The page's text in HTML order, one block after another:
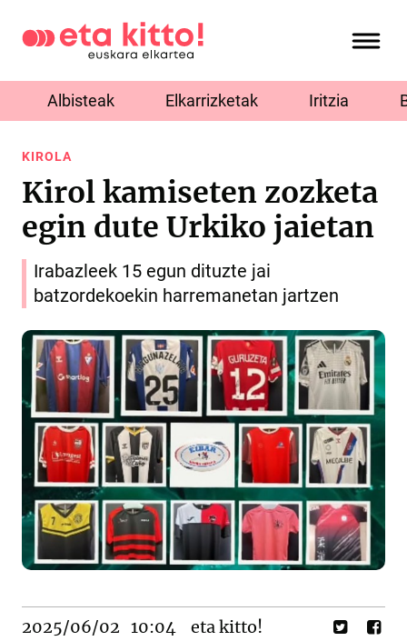
Albisteak Elkarrizketak Iritzia
KIROLA
Kirol kamiseten zozketa
egin dute Urkiko jaietan
Irabazleek 15 egun dituzte jai
batzordekoekin harremanetan jartzen
2025/06/02 10:04 eta kitto!